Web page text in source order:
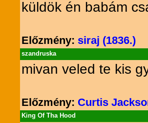
küldök én babám
Előzmény: siraj (1836.)
szandruska
mivan veled te kis
Előzmény: Curtis
King Of Tha Hood